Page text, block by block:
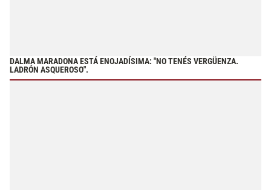
DALMA MARADONA ESTÁ ENOJADÍSIMA: "NO TENÉS VERGÜENZA.
LADRÓN ASQUEROSO".